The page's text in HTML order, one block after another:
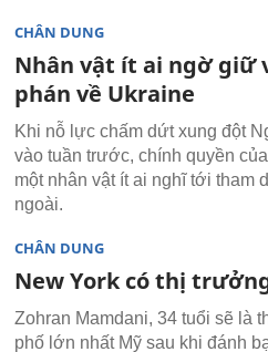
CHÂN DUNG
Nhân vật ít ai ngờ giữ
phán về Ukraine
Khi nỗ lực chấm dứt xung đột
vào tuần trước, chính quyền
một nhân vật ít ai nghĩ tới tham
ngoài.
CHÂN DUNG
New York có thị
Zohran Mamdani, 34 tuổi sẽ là
phố lớn nhất Mỹ sau khi đánh